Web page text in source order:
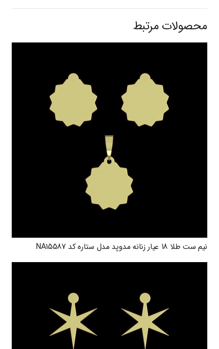
محصولات مرتبط
نیم ست طلا 18 عیار زنانه مدوپد مدل ستاره کد NA15587